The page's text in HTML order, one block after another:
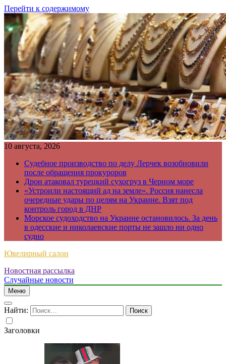
Перейти к содержимому
10 августа, 2026
Судебное производство по делу Лерчек возобновили
после обращения прокуроров
Дрон атаковал турецкий сухогруз в Черном море
«Устроили настоящий ад на земле». Россия нанесла
очередные удары по целям на Украине. Взят под
контроль город в ДНР
Морское судоходство на Украине остановилось. За день
в одесские и николаевские порты не зашло ни одно
судно
Ювелирный салон
Новостная рассылка
Случайные новости
Меню
Найти:
Заголовки